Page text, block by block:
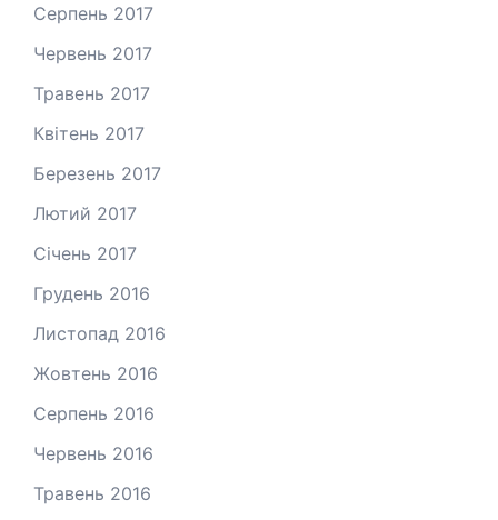
Серпень 2017
Червень 2017
Травень 2017
Квітень 2017
Березень 2017
Лютий 2017
Січень 2017
Грудень 2016
Листопад 2016
Жовтень 2016
Серпень 2016
Червень 2016
Травень 2016